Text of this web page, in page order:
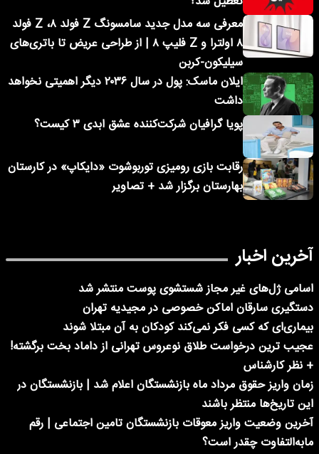
معرفی سه مدل جدید سامسونگ Z فولد ۸، Z فولد
۸ اولترا و Z فلیپ ۸ | از طراحی عریض تا باتری‌های
سیلیکون-کربن
ایلان ماسک: پول در سال ۲۰۳۶ دیگر اهمیتی نخواهد
داشت
پویا گرافیان شرکت‌کننده عشق ابدی ۳ کیست؟
رقابت بازی رومیزی توربوشوت «دایکاپ» در کارستان
بهارستان برگزار شد + تصاویر
آخرین اخبار
اسامی ژل‌های غیر مجاز شستشوی پوست منتشر شد
دستگیری سارقان اماکن خصوصی در مجیدیه تهران
بیماری‌ای که کسی فکر نمی‌کند کودکان به آن مبتلا شوند
عجیب ترین درخواست طلاق نوعروس تهرانی از داماد بخت برگشته!
+ نظر کارشناس
زمان واریز حقوق مرداد ماه بازنشستگان اعلام شد | بازنشستگان در
این تاریخ‌ها منتظر باشند
آخرین وضعیت واریز معوقات بازنشستگان تامین اجتماعی | رقم
مابه‌التفاوت چقدر است؟